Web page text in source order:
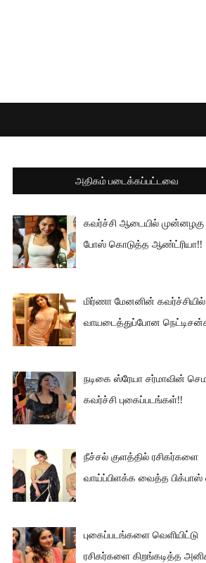
அதிகம் படைக்கப்பட்டவை
கவர்ச்சி ஆடையில் முன்னழகு
போஸ் கொடுத்த ஆண்ட்ரியா!!
மிர்ணா மேனனின் கவர்ச்சியில்
வாயடைத்துப்போன
நடிகை ஸ்ரேயா சர்மாவின்
கவர்ச்சி புகைப்படங்கள்!!
நீச்சல் குளத்தில் ரசிகர்களை
வாய்ப்பிளக்க வைத்த பிக்பாஸ்
புகைப்படங்களை வெளியிட்டு
ரசிகர்களை கிறங்கடித்த